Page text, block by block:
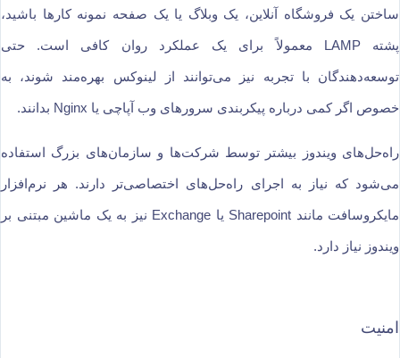
ساختن یک فروشگاه آنلاین، یک وبلاگ یا یک صفحه نمونه کارها باشید،
پشته LAMP معمولاً برای یک عملکرد روان کافی است. حتی
توسعه‌دهندگان با تجربه نیز می‌توانند از لینوکس بهره‌مند شوند، به
خصوص اگر کمی درباره پیکربندی سرورهای وب آپاچی یا Nginx بدانند.
راه‌حل‌های ویندوز بیشتر توسط شرکت‌ها و سازمان‌های بزرگ استفاده
می‌شود که نیاز به اجرای راه‌حل‌های اختصاصی‌تر دارند. هر نرم‌افزار
مایکروسافت مانند Sharepoint یا Exchange نیز به یک ماشین مبتنی بر
ویندوز نیاز دارد.
امنیت